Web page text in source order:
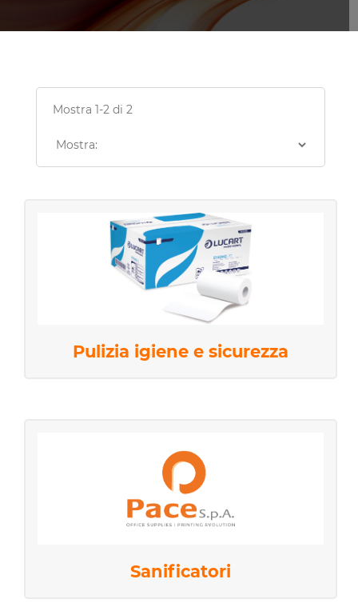
Mostra 1-2 di 2
Pulizia igiene e sicurezza
Sanificatori